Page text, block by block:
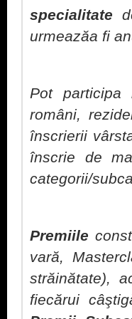
specialitate
urmeazăa fi
Pot participa
români,
înscrierii
înscrie de
categorii/
Premiile
vară,
străinătate),
fiecărui